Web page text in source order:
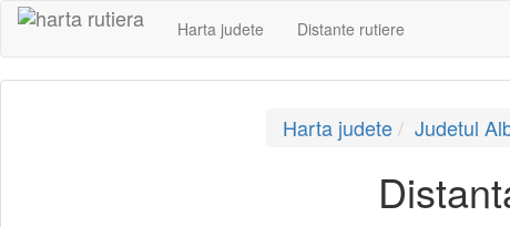
Harta judete Distante rutiere
Harta judete Judetul